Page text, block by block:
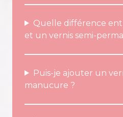
Quelle différence
et un vernis semi-
Puis-je ajouter un
manucure ?